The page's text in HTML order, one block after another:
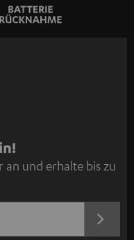
und erhalte bis zu
JETZT